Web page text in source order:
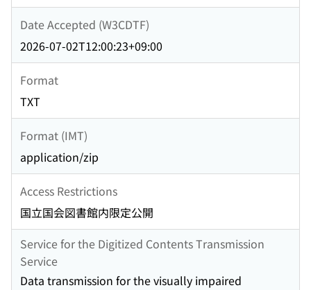
Date Accepted (W3CDTF)
2026-07-02T12:00:23+09:00
Format
TXT
Format (IMT)
application/zip
Access Restrictions
国立国会図書館内限定公開
Service for the Digitized Contents Transmission
Service
Data transmission for the visually impaired